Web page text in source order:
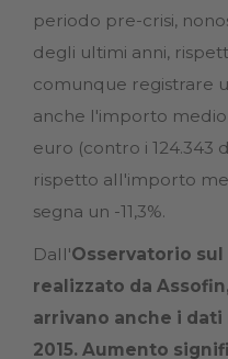
periodo pre-crisi,
degli ultimi anni,
comunque registrare
anche l'importo medio,
euro (contro i 124.343
rispetto all'importo
segna un -11,3%.
Dall'Osservatorio
realizzato da
arrivano anche i
2015. Aumento